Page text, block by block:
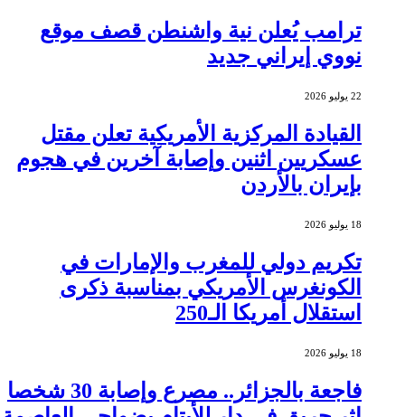
ترامب يُعلن نية واشنطن قصف موقع
نووي إيراني جديد
22 يوليو 2026
القيادة المركزية الأمريكية تعلن مقتل
عسكريين اثنين وإصابة آخرين في هجوم
بإيران بالأردن
18 يوليو 2026
تكريم دولي للمغرب والإمارات في
الكونغرس الأمريكي بمناسبة ذكرى
استقلال أمريكا الـ250
18 يوليو 2026
فاجعة بالجزائر.. مصرع وإصابة 30 شخصا